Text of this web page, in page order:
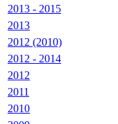
2013 - 2015
2013
2012 (2010)
2012 - 2014
2012
2011
2010